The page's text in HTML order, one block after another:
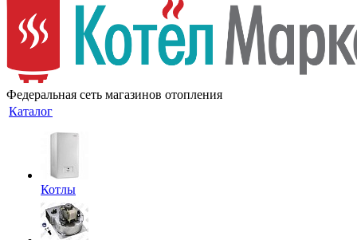
Федеральная сеть магазинов отопления
Каталог
Котлы